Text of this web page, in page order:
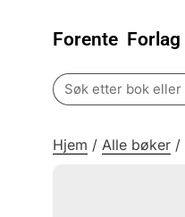
Forente Forlag
Search
for:
Hjem / Alle bøker /